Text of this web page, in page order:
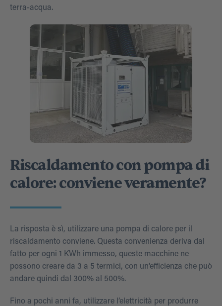
terra-acqua.
Riscaldamento con pompa di
calore: conviene veramente?
La risposta è sì, utilizzare una pompa di calore per il
riscaldamento conviene. Questa convenienza deriva dal
fatto per ogni 1 KWh immesso, queste macchine ne
possono creare da 3 a 5 termici, con un’efficienza che può
andare quindi dal 300% al 500%.
Fino a pochi anni fa, utilizzare l’elettricità per produrre